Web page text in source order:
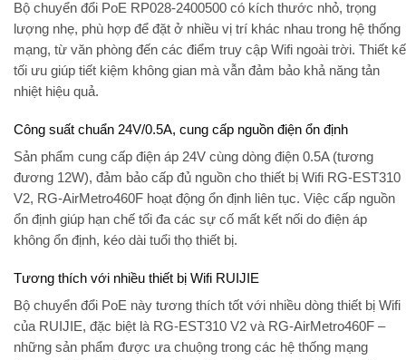
Bộ chuyển đổi PoE RP028-2400500 có kích thước nhỏ, trọng
lượng nhẹ, phù hợp để đặt ở nhiều vị trí khác nhau trong hệ thống
mạng, từ văn phòng đến các điểm truy cập Wifi ngoài trời. Thiết kế
tối ưu giúp tiết kiệm không gian mà vẫn đảm bảo khả năng tản
nhiệt hiệu quả.
Công suất chuẩn 24V/0.5A, cung cấp nguồn điện ổn định
Sản phẩm cung cấp điện áp 24V cùng dòng điện 0.5A (tương
đương 12W), đảm bảo cấp đủ nguồn cho thiết bị Wifi RG-EST310
V2, RG-AirMetro460F hoạt động ổn định liên tục. Việc cấp nguồn
ổn định giúp hạn chế tối đa các sự cố mất kết nối do điện áp
không ổn định, kéo dài tuổi thọ thiết bị.
Tương thích với nhiều thiết bị Wifi RUIJIE
Bộ chuyển đổi PoE này tương thích tốt với nhiều dòng thiết bị Wifi
của RUIJIE, đặc biệt là RG-EST310 V2 và RG-AirMetro460F –
những sản phẩm được ưa chuộng trong các hệ thống mạng